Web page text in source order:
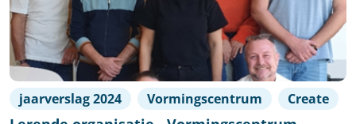
jaarverslag 2024 Vormingscentrum Create